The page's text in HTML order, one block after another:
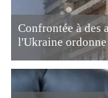
Confrontée à des
l'Ukraine